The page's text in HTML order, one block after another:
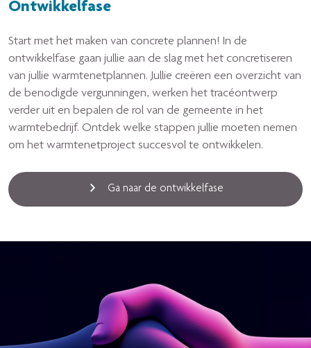
Ontwikkelfase
Start met het maken van concrete plannen! In de
ontwikkelfase gaan jullie aan de slag met het concretiseren
van jullie warmtenetplannen. Jullie creëren een overzicht van
de benodigde vergunningen, werken het tracéontwerp
verder uit en bepalen de rol van de gemeente in het
warmtebedrijf. Ontdek welke stappen jullie moeten nemen
om het warmtenetproject succesvol te ontwikkelen.
Ga naar de ontwikkelfase